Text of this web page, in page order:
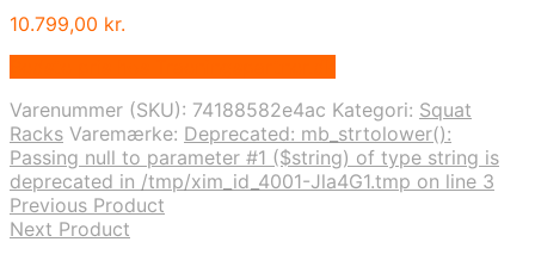
10.799,00 kr.
Varenummer (SKU): 74188582e4ac Kategori: Squat
Racks Varemærke: Deprecated: mb_strtolower():
Passing null to parameter #1 ($string) of type string is
deprecated in /tmp/xim_id_4001-Jla4G1.tmp on line 3
Previous Product
Next Product